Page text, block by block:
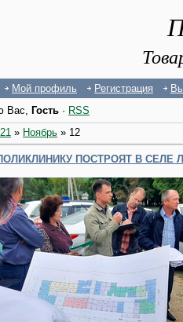
Мой профиль Регистрация
Вас, Гость · RSS
» Ноябрь » 12
ПОСТРОЯТ В СЕЛЕ